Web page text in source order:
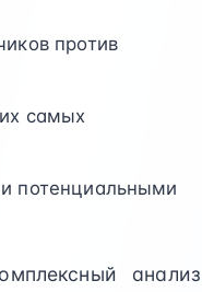
против
самых
потенциальными
анализ